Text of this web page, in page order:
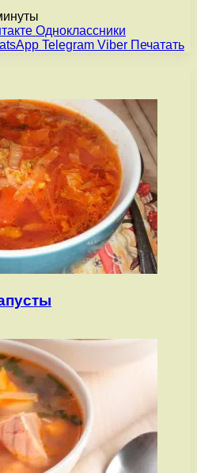
Одноклассники
Telegram Viber Печатать